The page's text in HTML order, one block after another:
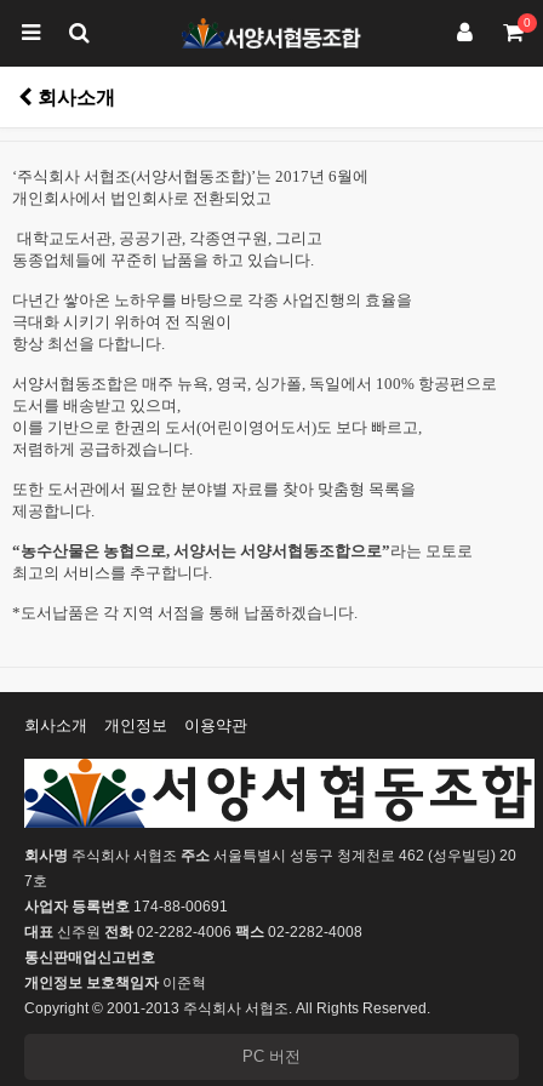
0
회사소개
‘주식회사 서협조(서양서협동조합)’는 2017년 6월에
개인회사에서 법인회사로 전환되었고
대학교도서관, 공공기관, 각종연구원, 그리고
동종업체들에 꾸준히 납품을 하고 있습니다.
다년간 쌓아온 노하우를 바탕으로 각종 사업진행의 효율을
극대화 시키기 위하여 전 직원이
항상 최선을 다합니다.
서양서협동조합은 매주 뉴욕, 영국, 싱가폴, 독일에서 100% 항공편으로
도서를 배송받고 있으며,
이를 기반으로 한권의 도서(어린이영어도서)도 보다 빠르고,
저렴하게 공급하겠습니다.
또한 도서관에서 필요한 분야별 자료를 찾아 맞춤형 목록을
제공합니다.
“농수산물은 농협으로, 서양서는 서양서협동조합으로”라는 모토로
최고의 서비스를 추구합니다.
*도서납품은 각 지역 서점을 통해 납품하겠습니다.
회사소개 개인정보 이용약관
회사명 주식회사 서협조 주소 서울특별시 성동구 청계천로 462 (성우빌딩) 20
7호
사업자 등록번호 174-88-00691
대표 신주원 전화02-2282-4006 팩스 02-2282-4008
통신판매업신고번호
개인정보 보호책임자이준혁
Copyright © 2001-2013 주식회사 서협조. All Rights Reserved.
PC 버전